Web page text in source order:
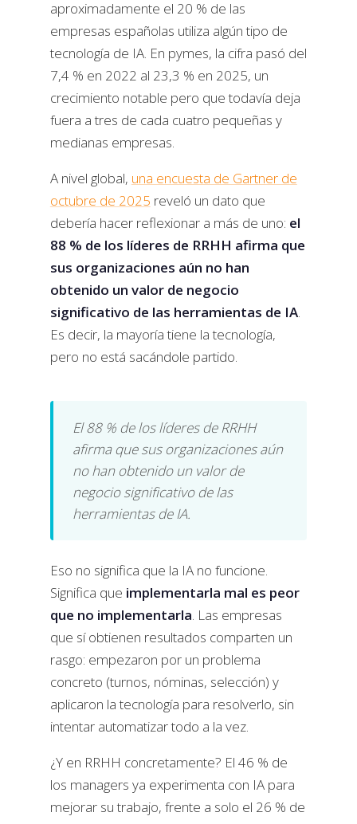
aproximadamente el 20 % de las
empresas españolas utiliza algún tipo de
tecnología de IA. En pymes, la cifra pasó del
7,4 % en 2022 al 23,3 % en 2025, un
crecimiento notable pero que todavía deja
fuera a tres de cada cuatro pequeñas y
medianas empresas.
A nivel global, una encuesta de Gartner de
octubre de 2025 reveló un dato que
debería hacer reflexionar a más de uno: el
88 % de los líderes de RRHH afirma que
sus organizaciones aún no han
obtenido un valor de negocio
significativo de las herramientas de IA.
Es decir, la mayoría tiene la tecnología,
pero no está sacándole partido.
El 88 % de los líderes de RRHH
afirma que sus organizaciones aún
no han obtenido un valor de
negocio significativo de las
herramientas de IA.
Eso no significa que la IA no funcione.
Significa que implementarla mal es peor
que no implementarla. Las empresas
que sí obtienen resultados comparten un
rasgo: empezaron por un problema
concreto (turnos, nóminas, selección) y
aplicaron la tecnología para resolverlo, sin
intentar automatizar todo a la vez.
¿Y en RRHH concretamente? El 46 % de
los managers ya experimenta con IA para
mejorar su trabajo, frente a solo el 26 % de